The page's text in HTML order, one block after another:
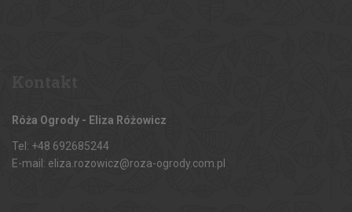
Róża Ogrody - Eliza Różowicz
Tel: +48 692685244
E-mail: eliza.rozowicz@roza-ogrody.com.pl